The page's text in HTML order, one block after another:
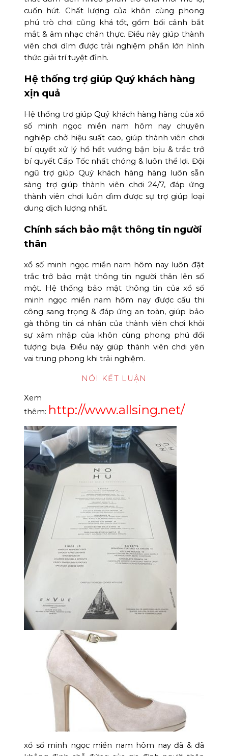
cuốn hút. Chất lượng của khôn cùng phong
phú trò chơi cũng khá tốt, gồm bối cảnh bắt
mắt & âm nhạc chân thực. Điều này giúp thành
viên chơi dìm được trải nghiệm phần lớn hình
thức giải trí tuyệt đỉnh.
Hệ thống trợ giúp Quý khách hàng
xịn quả
Hệ thống trợ giúp Quý khách hàng hàng của xổ
số minh ngọc miền nam hôm nay chuyên
nghiệp chở hiệu suất cao, giúp thành viên chơi
bí quyết xử lý hồ hết vướng bận bịu & trắc trở
bí quyết Cấp Tốc nhất chóng & luôn thể lợi. Đội
ngũ trợ giúp Quý khách hàng hàng luôn sẵn
sàng trợ giúp thành viên chơi 24/7, đáp ứng
thành viên chơi luôn dìm được sự trợ giúp loại
dung dịch lượng nhất.
Chính sách bảo mật thông tin người
thân
xổ số minh ngọc miền nam hôm nay luôn đặt
trắc trở bảo mật thông tin người thân lên số
một. Hệ thống bảo mật thông tin của xổ số
minh ngọc miền nam hôm nay được cấu thi
công sang trọng & đáp ứng an toàn, giúp bảo
gà thông tin cá nhân của thành viên chơi khỏi
sự xâm nhập của khôn cùng phong phú đối
tượng bựa. Điều này giúp thành viên chơi yên
vai trung phong khi trải nghiệm.
NÓI KẾT LUẬN
Xem
thêm: http://www.allsing.net/
xổ số minh ngọc miền nam hôm nay đã & đã